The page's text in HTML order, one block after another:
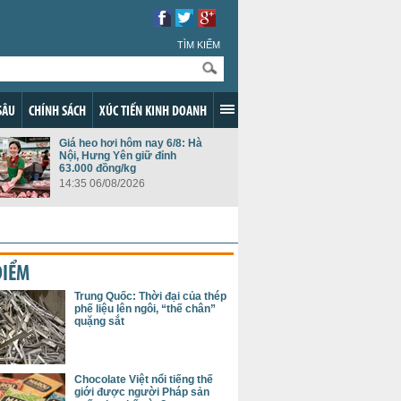
TÌM KIẾM
CHÍNH SÁCH XÚC TIẾN KINH DOANH
Giá heo hơi hôm nay 6/8: Hà
Nội, Hưng Yên giữ đỉnh
63.000 đồng/kg
14:35 06/08/2026
Trung Quốc: Thời đại của thép
phế liệu lên ngôi, “thế chân”
quặng sắt
Chocolate Việt nổi tiếng thế
giới được người Pháp sản